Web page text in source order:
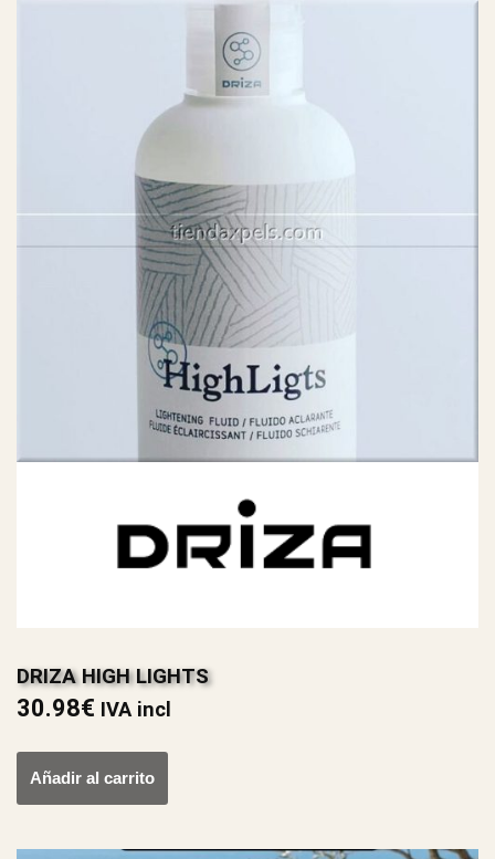
DRIZA HIGH LIGHTS
30.98€ IVA incl
Añadir al carrito